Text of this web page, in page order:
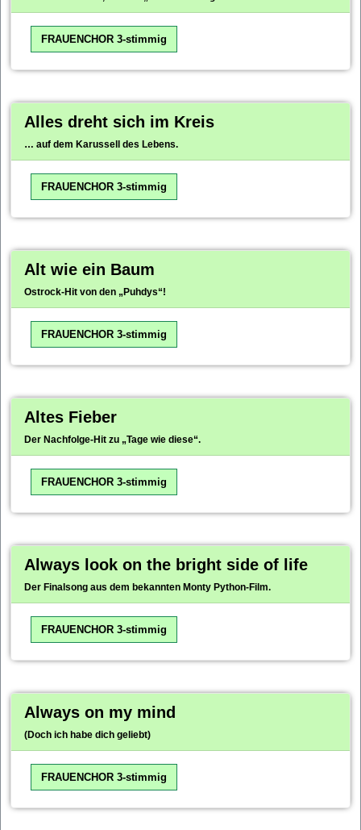
FRAUENCHOR 3-stimmig
Alles dreht sich im Kreis
… auf dem Karussell des Lebens.
FRAUENCHOR 3-stimmig
Alt wie ein Baum
Ostrock-Hit von den „Puhdys“!
FRAUENCHOR 3-stimmig
Altes Fieber
Der Nachfolge-Hit zu „Tage wie diese“.
FRAUENCHOR 3-stimmig
Always look on the bright side of life
Der Finalsong aus dem bekannten Monty Python-Film.
FRAUENCHOR 3-stimmig
Always on my mind
(Doch ich habe dich geliebt)
FRAUENCHOR 3-stimmig